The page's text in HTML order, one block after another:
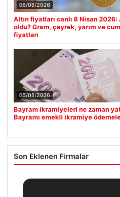
06/08/2026
Altın fiyatları canlı 8 Nisan
oldu? Gram, çeyrek, yarım ve
fiyatları
05/08/2026
Bayram ikramiyeleri ne zaman
Bayramı emekli ikramiye
Son Eklenen Firmalar